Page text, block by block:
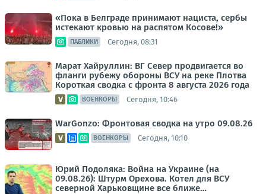
«Пока в Белграде принимают нациста, сербы
истекают кровью на распятом Косове!»
ПАБЛИКИ Сегодня, 08:31
Марат Хайруллин: ВГ Север продвигается во
фланги рубежу обороны ВСУ на реке Плотва
Короткая сводка с фронта 8 августа 2026 года
ВОЕНКОРЫ Сегодня, 10:46
WarGonzo: Фронтовая сводка на утро 09.08.26
ВОЕНКОРЫ Сегодня, 10:10
Юрий Подоляка: Война на Украине (на
09.08.26): Штурм Орехова. Котел для ВСУ
северной Харьковщине все ближе…